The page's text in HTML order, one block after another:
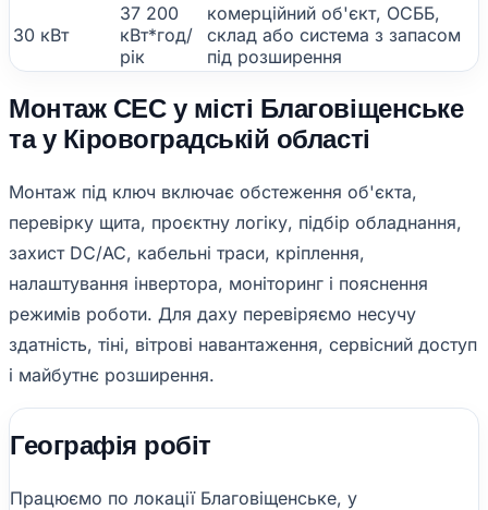
30 кВт
37 200
кВт*год/
рік
комерційний об'єкт, ОСББ,
склад або система з запасом
під розширення
Монтаж СЕС у місті Благовіщенське
та у Кіровоградській області
Монтаж під ключ включає обстеження об'єкта,
перевірку щита, проєктну логіку, підбір обладнання,
захист DC/AC, кабельні траси, кріплення,
налаштування інвертора, моніторинг і пояснення
режимів роботи. Для даху перевіряємо несучу
здатність, тіні, вітрові навантаження, сервісний доступ
і майбутнє розширення.
Географія робіт
Працюємо по локації Благовіщенське, у